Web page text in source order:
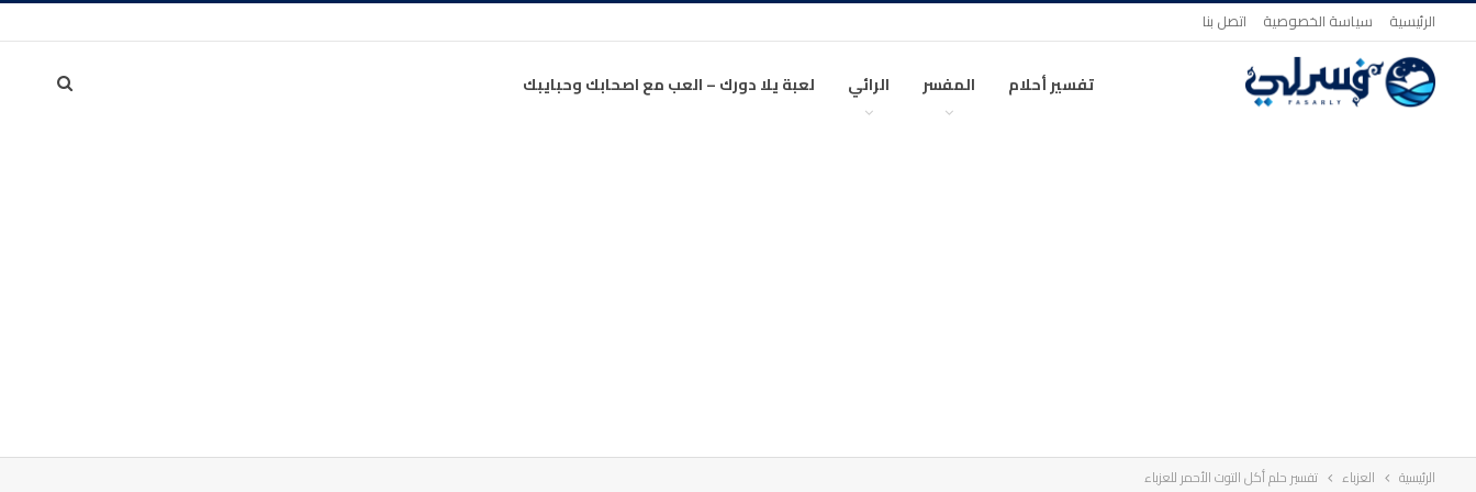
الرئيسية سياسة الخصوصية اتصل بنا
تفسير أحلام المفسر الرائي لعبة يلا دورك – العب مع اصحابك وحبايبك
الرئيسية العزباء تفسير حلم أكل التوت الأحمر للعزباء